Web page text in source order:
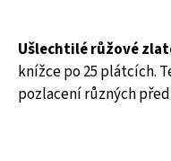
Ušlechtilé růžové
knížce po 25 plátcích.
pozlacení různých